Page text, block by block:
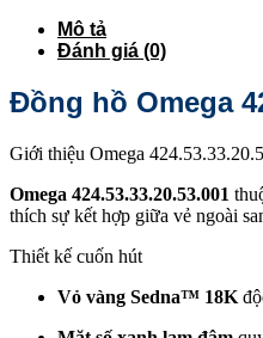
Mô tả
Đánh giá (0)
Đồng hồ Omega
Giới thiệu Omega
Omega 424.53.33.20.53.001
thích sự kết hợp giữa vẻ ngoài
Thiết kế cuốn hút
Vỏ vàng Sedna™ 18K